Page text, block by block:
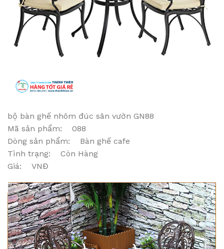
bộ bàn ghế nhôm đúc sân vườn GN88
Mã sản phẩm: 088
Dòng sản phẩm: Bàn ghế cafe
Tình trạng: Còn Hàng
Giá: VNĐ